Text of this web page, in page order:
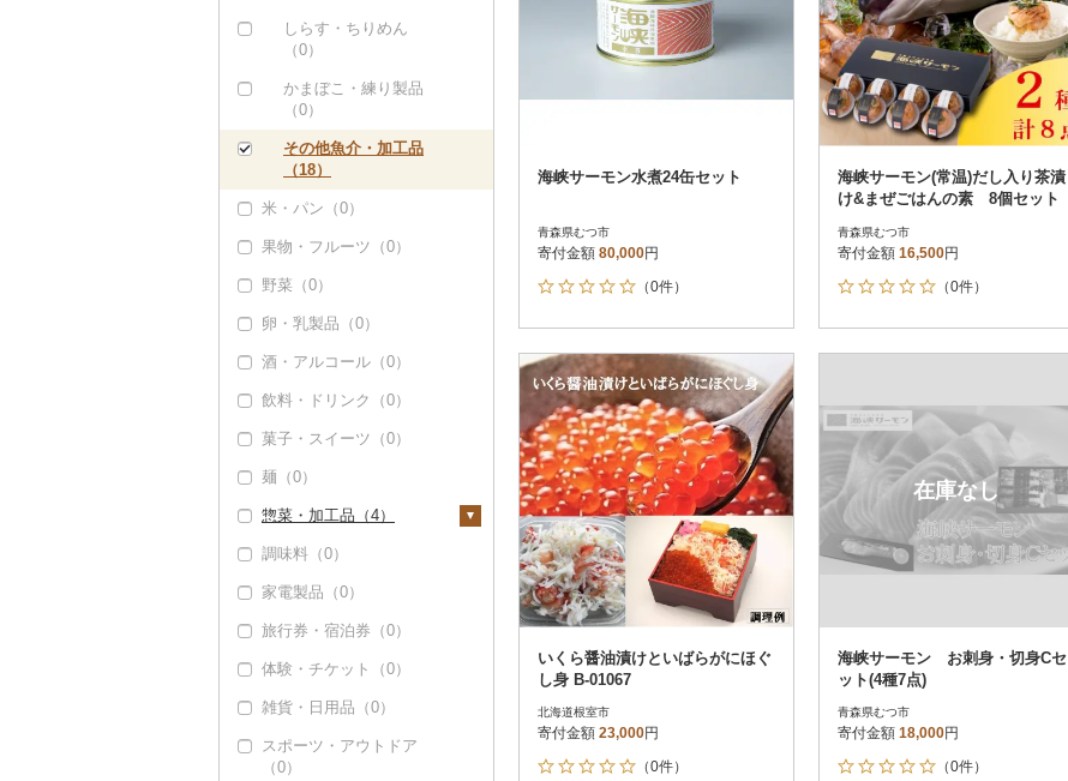
その他貝（0）
クエ（0）
くじら（0）
サバ（0）
さんま（0）
鯛（1）
のどぐろ（0）
ふぐ（0）
ブリ（0）
ほっけ（0）
その他鮮魚（0）
しらす・ちりめん
（0）
かまぼこ・練り製品
（0）
その他魚介・加工品
（18）
米・パン（0）
果物・フルーツ（0）
野菜（0）
卵・乳製品（0）
酒・アルコール（0）
飲料・ドリンク（0）
菓子・スイーツ（0）
麺（0）
惣菜・加工品（4）
惣菜（0）
カレー・シチュー
スープ（0）
調味料（0）
家電製品（0）
旅行券・宿泊券（0）
体験・チケット（0）
雑貨・日用品（0）
スポーツ・アウトドア
（0）
海峡サーモン水煮24缶セット
青森県むつ市
寄付金額 80,000円
（0件）
海峡サーモン(常温)だし入り茶漬
け&まぜごはんの素 8個セット
青森県むつ市
寄付金額 16,500円
（0件）
いくら醤油漬けといばらがにほぐ
し身 B-01067
北海道根室市
寄付金額 23,000円
（0件）
在庫なし
海峡サーモン お刺身・切身Cセ
ット(4種7点)
青森県むつ市
寄付金額 18,000円
（0件）